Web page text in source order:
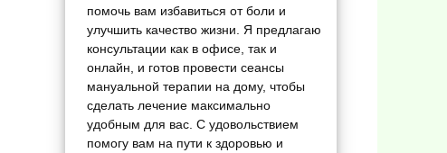
помочь вам избавиться от боли и
улучшить качество жизни. Я предлагаю
консультации как в офисе, так и
онлайн, и готов провести сеансы
мануальной терапии на дому, чтобы
сделать лечение максимально
удобным для вас. С удовольствием
помогу вам на пути к здоровью и